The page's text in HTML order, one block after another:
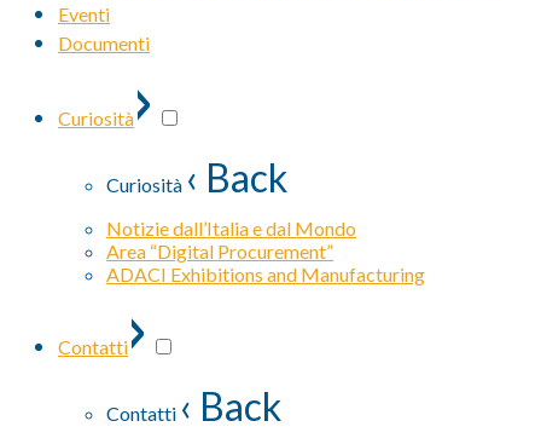
Eventi
Documenti
Curiosità›
Curiosità ‹ Back
Notizie dall’Italia e dal Mondo
Area “Digital Procurement”
ADACI Exhibitions and Manufacturing
Contatti›
Contatti ‹ Back